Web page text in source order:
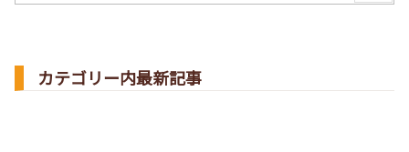
カテゴリー内最新記事